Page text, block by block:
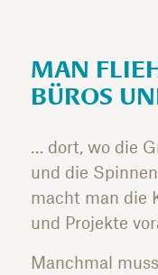
MAN
BÜROS
… dort, wo die
und die
macht man die
und Projekte
Manchmal